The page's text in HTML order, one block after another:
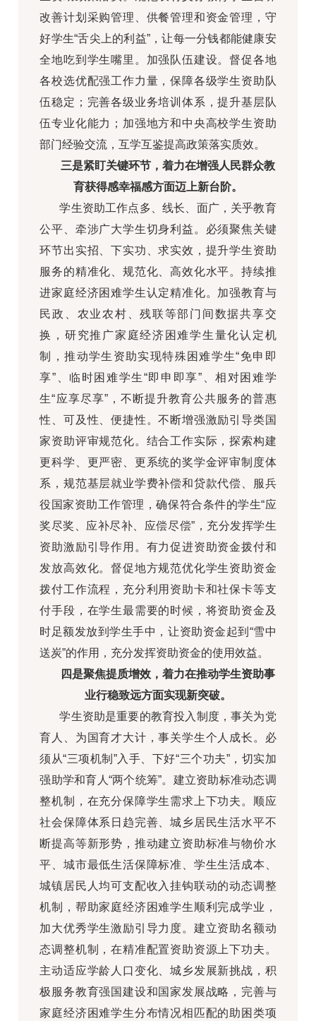
改善计划采购管理、供餐管理和资金管理，守
好学生“舌尖上的利益”，让每一分钱都能健康安
全地吃到学生嘴里。加强队伍建设。督促各地
各校选优配强工作力量，保障各级学生资助队
伍稳定；完善各级业务培训体系，提升基层队
伍专业化能力；加强地方和中央高校学生资助
部门经验交流，互学互鉴提高政策落实质效。
三是紧盯关键环节，着力在增强人民群众教
育获得感幸福感方面迈上新台阶。
学生资助工作点多、线长、面广，关乎教育
公平、牵涉广大学生切身利益。必须聚焦关键
环节出实招、下实功、求实效，提升学生资助
服务的精准化、规范化、高效化水平。持续推
进家庭经济困难学生认定精准化。加强教育与
民政、农业农村、残联等部门间数据共享交
换，研究推广家庭经济困难学生量化认定机
制，推动学生资助实现特殊困难学生“免申即
享”、临时困难学生“即申即享”、相对困难学
生“应享尽享”，不断提升教育公共服务的普惠
性、可及性、便捷性。不断增强激励引导类国
家资助评审规范化。结合工作实际，探索构建
更科学、更严密、更系统的奖学金评审制度体
系，规范基层就业学费补偿和贷款代偿、服兵
役国家资助工作管理，确保符合条件的学生“应
奖尽奖、应补尽补、应偿尽偿”，充分发挥学生
资助激励引导作用。有力促进资助资金拨付和
发放高效化。督促地方规范优化学生资助资金
拨付工作流程，充分利用资助卡和社保卡等支
付手段，在学生最需要的时候，将资助资金及
时足额发放到学生手中，让资助资金起到“雪中
送炭”的作用，充分发挥资助资金的使用效益。
四是聚焦提质增效，着力在推动学生资助事
业行稳致远方面实现新突破。
学生资助是重要的教育投入制度，事关为党
育人、为国育才大计，事关学生个人成长。必
须从“三项机制”入手、下好“三个功夫”，切实加
强助学和育人“两个统筹”。建立资助标准动态调
整机制，在充分保障学生需求上下功夫。顺应
社会保障体系日趋完善、城乡居民生活水平不
断提高等新形势，推动建立资助标准与物价水
平、城市最低生活保障标准、学生生活成本、
城镇居民人均可支配收入挂钩联动的动态调整
机制，帮助家庭经济困难学生顺利完成学业，
加大优秀学生激励引导力度。建立资助名额动
态调整机制，在精准配置资助资源上下功夫。
主动适应学龄人口变化、城乡发展新挑战，积
极服务教育强国建设和国家发展战略，完善与
家庭经济困难学生分布情况相匹配的助困类项